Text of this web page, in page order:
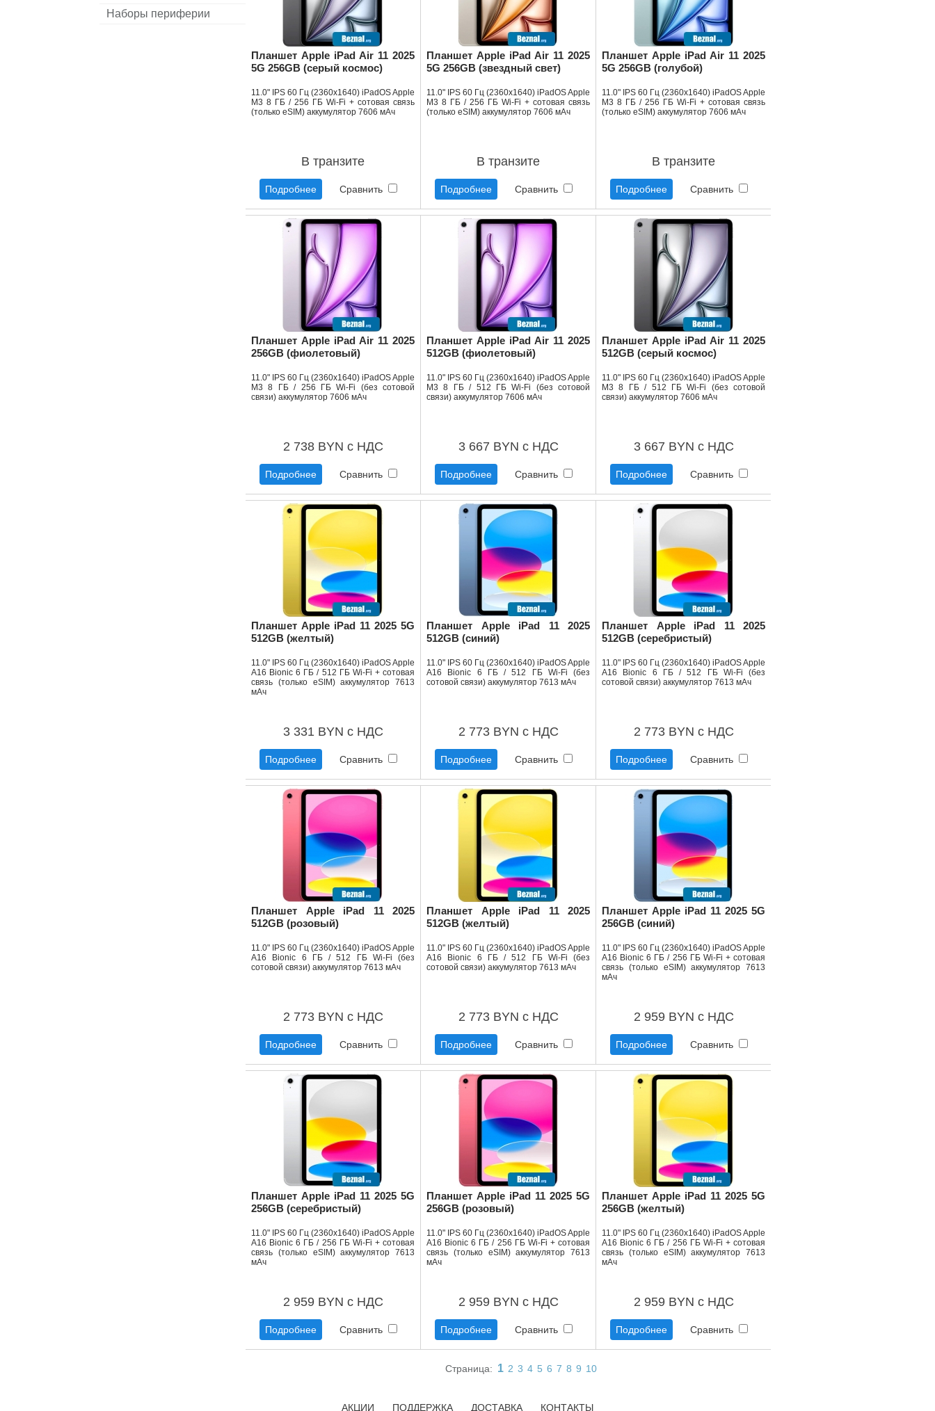
Наборы периферии
Планшет Apple iPad Air 11 2025
5G 256GB (серый космос)
11.0" IPS 60 Гц (2360x1640) iPadOS Apple
M3 8 ГБ / 256 ГБ Wi-Fi + сотовая связь
(только eSIM) аккумулятор 7606 мАч
В транзите
Подробнее Сравнить
Планшет Apple iPad Air 11 2025
5G 256GB (звездный свет)
11.0" IPS 60 Гц (2360x1640) iPadOS Apple
M3 8 ГБ / 256 ГБ Wi-Fi + сотовая связь
(только eSIM) аккумулятор 7606 мАч
В транзите
Подробнее Сравнить
Планшет Apple iPad Air 11 2025
5G 256GB (голубой)
11.0" IPS 60 Гц (2360x1640) iPadOS Apple
M3 8 ГБ / 256 ГБ Wi-Fi + сотовая связь
(только eSIM) аккумулятор 7606 мАч
В транзите
Подробнее Сравнить
Планшет Apple iPad Air 11 2025
256GB (фиолетовый)
11.0" IPS 60 Гц (2360x1640) iPadOS Apple
M3 8 ГБ / 256 ГБ Wi-Fi (без сотовой
связи) аккумулятор 7606 мАч
2 738 BYN с НДС
Подробнее Сравнить
Планшет Apple iPad Air 11 2025
512GB (фиолетовый)
11.0" IPS 60 Гц (2360x1640) iPadOS Apple
M3 8 ГБ / 512 ГБ Wi-Fi (без сотовой
связи) аккумулятор 7606 мАч
3 667 BYN с НДС
Подробнее Сравнить
Планшет Apple iPad Air 11 2025
512GB (серый космос)
11.0" IPS 60 Гц (2360x1640) iPadOS Apple
M3 8 ГБ / 512 ГБ Wi-Fi (без сотовой
связи) аккумулятор 7606 мАч
3 667 BYN с НДС
Подробнее Сравнить
Планшет Apple iPad 11 2025 5G
512GB (желтый)
11.0" IPS 60 Гц (2360x1640) iPadOS Apple
A16 Bionic 6 ГБ / 512 ГБ Wi-Fi + сотовая
связь (только eSIM) аккумулятор 7613
мАч
3 331 BYN с НДС
Подробнее Сравнить
Планшет Apple iPad 11 2025
512GB (синий)
11.0" IPS 60 Гц (2360x1640) iPadOS Apple
A16 Bionic 6 ГБ / 512 ГБ Wi-Fi (без
сотовой связи) аккумулятор 7613 мАч
2 773 BYN с НДС
Подробнее Сравнить
Планшет Apple iPad 11 2025
512GB (серебристый)
11.0" IPS 60 Гц (2360x1640) iPadOS Apple
A16 Bionic 6 ГБ / 512 ГБ Wi-Fi (без
сотовой связи) аккумулятор 7613 мАч
2 773 BYN с НДС
Подробнее Сравнить
Планшет Apple iPad 11 2025
512GB (розовый)
11.0" IPS 60 Гц (2360x1640) iPadOS Apple
A16 Bionic 6 ГБ / 512 ГБ Wi-Fi (без
сотовой связи) аккумулятор 7613 мАч
2 773 BYN с НДС
Подробнее Сравнить
Планшет Apple iPad 11 2025
512GB (желтый)
11.0" IPS 60 Гц (2360x1640) iPadOS Apple
A16 Bionic 6 ГБ / 512 ГБ Wi-Fi (без
сотовой связи) аккумулятор 7613 мАч
2 773 BYN с НДС
Подробнее Сравнить
Планшет Apple iPad 11 2025 5G
256GB (синий)
11.0" IPS 60 Гц (2360x1640) iPadOS Apple
A16 Bionic 6 ГБ / 256 ГБ Wi-Fi + сотовая
связь (только eSIM) аккумулятор 7613
мАч
2 959 BYN с НДС
Подробнее Сравнить
Планшет Apple iPad 11 2025 5G
256GB (серебристый)
11.0" IPS 60 Гц (2360x1640) iPadOS Apple
A16 Bionic 6 ГБ / 256 ГБ Wi-Fi + сотовая
связь (только eSIM) аккумулятор 7613
мАч
2 959 BYN с НДС
Подробнее Сравнить
Планшет Apple iPad 11 2025 5G
256GB (розовый)
11.0" IPS 60 Гц (2360x1640) iPadOS Apple
A16 Bionic 6 ГБ / 256 ГБ Wi-Fi + сотовая
связь (только eSIM) аккумулятор 7613
мАч
2 959 BYN с НДС
Подробнее Сравнить
Планшет Apple iPad 11 2025 5G
256GB (желтый)
11.0" IPS 60 Гц (2360x1640) iPadOS Apple
A16 Bionic 6 ГБ / 256 ГБ Wi-Fi + сотовая
связь (только eSIM) аккумулятор 7613
мАч
2 959 BYN с НДС
Подробнее Сравнить
Страница: 1 2 3 4 5 6 7 8 9 10
АКЦИИ ПОДДЕРЖКА ДОСТАВКА КОНТАКТЫ